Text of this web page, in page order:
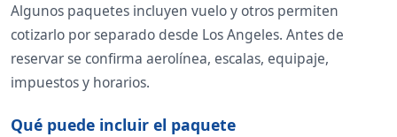
Algunos paquetes incluyen vuelo y otros permiten
cotizarlo por separado desde Los Angeles. Antes de
reservar se confirma aerolínea, escalas, equipaje,
impuestos y horarios.
Qué puede incluir el paquete